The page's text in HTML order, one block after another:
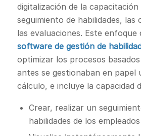
digitalización de la
seguimiento de habilidades, las
las evaluaciones. Este enfoque
software de gestión de
optimizar los procesos
antes se gestionaban en papel
cálculo, e incluye la capacidad
Crear, realizar un
habilidades de los empleados